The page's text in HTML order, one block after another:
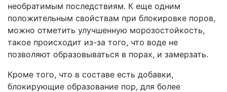
необратимым последствиям. К еще одним
положительным свойствам при блокировке поров,
можно отметить улучшенную морозостойкость,
такое происходит из-за того, что воде не
позволяют образовываться в порах, и замерзать.
Кроме того, что в составе есть добавки,
блокирующие образование пор, для более